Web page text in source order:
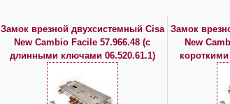
Замок врезной двухсистемный Cisa
New Cambio Facile 57.966.48 (с
длинными ключами 06.520.61.1)
Замок
New